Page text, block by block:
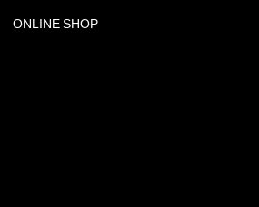
ONLINE SHOP